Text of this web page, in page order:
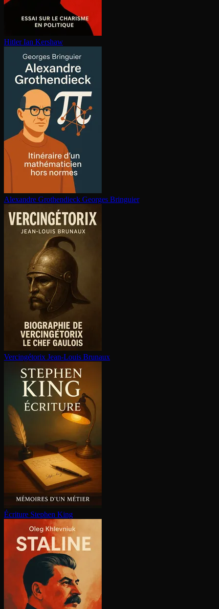
Hitler Ian Kershaw
Alexandre Gro­then­dieck Georges Bringuier
Ver­cin­gé­to­rix Jean-Louis Brunaux
Écriture Stephen King